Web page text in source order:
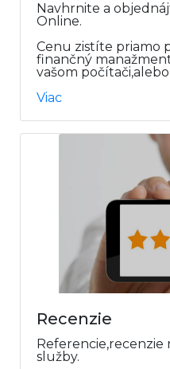
Navhrnite a
Online.
Cenu zistíte priamo
finančný
vašom
Viac
Recenzie
Referencie,recenzie
služby.